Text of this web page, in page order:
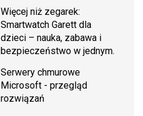
Więcej niż zegarek:
Smartwatch Garett dla
dzieci – nauka, zabawa i
bezpieczeństwo w jednym.
Serwery chmurowe
Microsoft - przegląd
rozwiązań